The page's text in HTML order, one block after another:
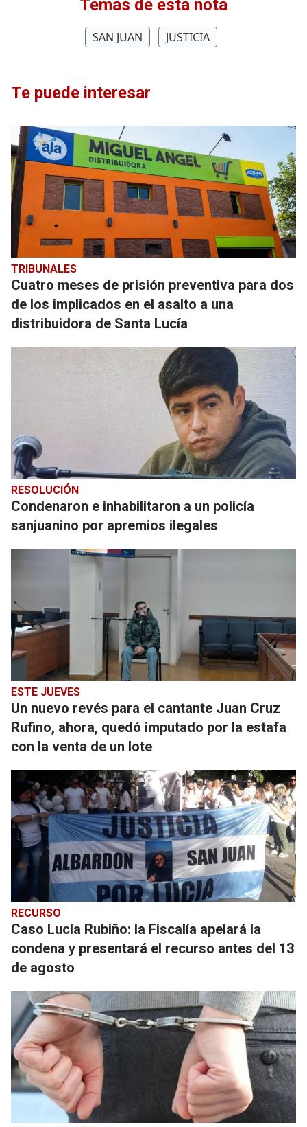
Temas de esta nota
SAN JUAN JUSTICIA
Te puede interesar
TRIBUNALES
Cuatro meses de prisión preventiva para dos
de los implicados en el asalto a una
distribuidora de Santa Lucía
RESOLUCIÓN
Condenaron e inhabilitaron a un policía
sanjuanino por apremios ilegales
ESTE JUEVES
Un nuevo revés para el cantante Juan Cruz
Rufino, ahora, quedó imputado por la estafa
con la venta de un lote
RECURSO
Caso Lucía Rubiño: la Fiscalía apelará la
condena y presentará el recurso antes del 13
de agosto